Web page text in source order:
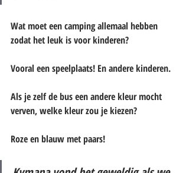
Wat moet een camping allemaal hebben
zodat het leuk is voor kinderen?
Vooral een speelplaats! En andere kinderen.
Als je zelf de bus een andere kleur mocht
verven, welke kleur zou je kiezen?
Roze en blauw met paars!